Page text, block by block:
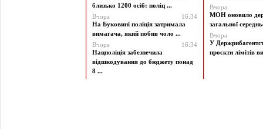
близько 1200 осіб: поліц ...
Вчора
16:34
На Буковині поліція затримала
вимагача, який побив чоло ...
Вчора
16:34
Нацполіція забезпечила
відшкодування до бюджету понад
8 ...
Вчора
МОН оновило
загальної
Вчора
У
проєкти лімітів